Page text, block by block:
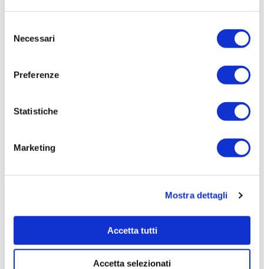
delNecessari
Preferenze
Statistiche
Marketing
Mostra dettagli
Accetta tutti
Accetta selezionati
Aggiudicatario Nome:
Tempi di completamento:
Importo Liquidato: